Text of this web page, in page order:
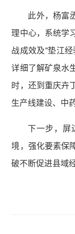
此外，杨富
理中心，系统学
战成效及“垫江
详细了解矿泉水
时，还到重庆卉
生产线建设、中
下一步，屏
境，强化要素保
破不断促进县域